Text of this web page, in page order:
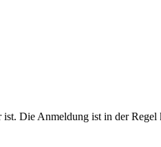
Die Anmeldung ist in der